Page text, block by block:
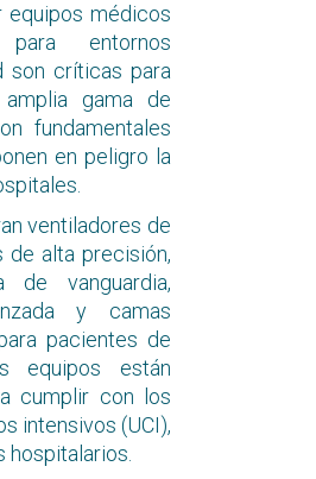
equipos médicos
para entornos
son críticas para
gama de
fundamentales
en peligro la
ventiladores de
de alta precisión,
de vanguardia,
y camas
pacientes de
equipos están
cumplir con los
intensivos (UCI),